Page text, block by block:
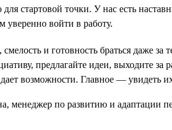
стартовой точки. У нас есть
войти в работу.
и готовность браться даже за
предлагайте идеи, выходите за
возможности. Главное — увидеть